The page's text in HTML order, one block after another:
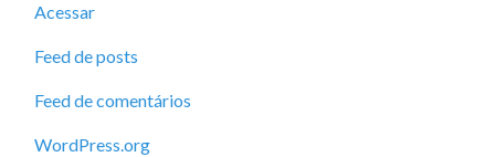
Acessar
Feed de posts
Feed de comentários
WordPress.org